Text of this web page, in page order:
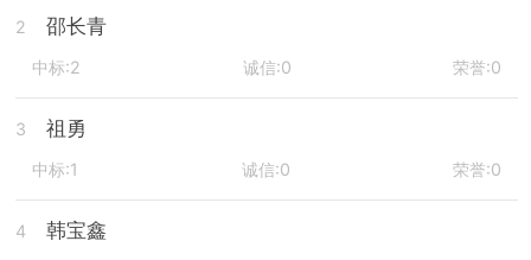
2 邵长青
中标:2 诚信:0 荣誉:0
3 祖勇
中标:1 诚信:0 荣誉:0
4 韩宝鑫